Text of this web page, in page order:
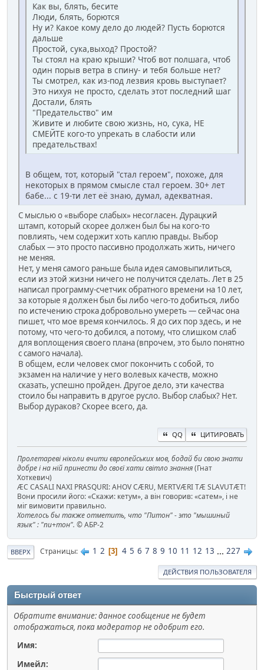
Как вы, блять, бесите
Люди, блять, борются
Ну и? Какое кому дело до людей? Пусть борются
дальше
Простой, сука,выход? Простой?
Ты стоял на краю крыши? Чтоб вот полшага, чтоб
один порыв ветра в спину- и тебя больше нет?
Ты смотрел, как из-под лезвия кровь выступает?
Это нихуя не просто, сделать этот последний шаг
Достали, блять
"Предательство" им
Живите и любите свою жизнь, но, сука, НЕ
СМЕЙТЕ кого-то упрекать в слабости или
предательствах!
В общем, тот, который "стал героем", похоже, для
некоторых в прямом смысле стал героем. 30+ лет
бабе... с 19-ти лет её знаю, думал, адекватная.
С мыслью о «выборе слабых» несогласен. Дурацкий
штамп, который скорее должен был бы на кого-то
повлиять, чем содержит хоть каплю правды. Выбор
слабых — это просто пассивно продолжать жить, ничего
не меняя.
Нет, у меня самого раньше была идея самовыпилиться,
если из этой жизни ничего не получится сделать. Лет в 25
написал программу-счетчик обратного времени на 10 лет,
за которые я должен был бы либо чего-то добиться, либо
по истечению строка добровольно умереть — сейчас она
пишет, что мое время кончилось. Я до сих пор здесь, и не
потому, что чего-то добился, а потому, что слишком слаб
для воплощения своего плана (впрочем, это было понятно
с самого начала).
В общем, если человек смог покончить с собой, то
экзамен на наличие у него волевых качеств, можно
сказать, успешно пройден. Другое дело, эти качества
стоило бы направить в другое русло. Выбор слабых? Нет.
Выбор дураков? Скорее всего, да.
QQ ЦИТИРОВАТЬ
Пролетареві ніколи вчити європейських мов, бодай би свою знати
добре і на ній принести до своєї хати світло знання(Гнат
Хоткевич)
ÆC CASALI NAXI PRASQURI: AHOV CÆRU, MERTVÆRI TÆ SLAVUTÆT!
Вони просили його: «Скажи: кетум», а він говорив: «сатем», і не
міг вимовити правильно.
Хотелось бы также отметить, что "Питон" - это "мышиный
язык" : "пи+тон". © АБР-2
ВВЕРХ Страницы 1 2 3 4 5 6 7 8 9 10 11 12 13 ... 227
ДЕЙСТВИЯ ПОЛЬЗОВАТЕЛЯ
Быстрый ответ
Обратите внимание: данное сообщение не будет
отображаться, пока модератор не одобрит его.
Имя:
Имейл: